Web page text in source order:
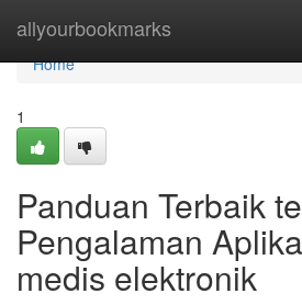
allyourbookmarks
Home
Home
1
Panduan Terbaik
Pengalaman
medis elektronik